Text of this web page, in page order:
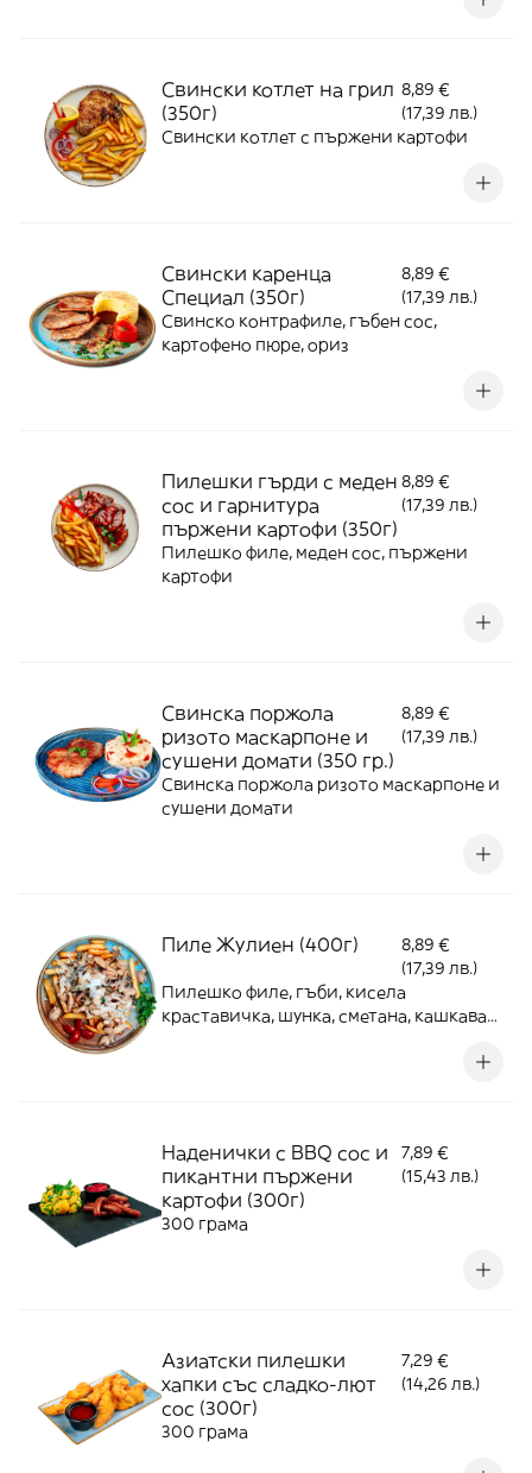
Свински котлет на грил
(350г)
8,89 €
(17,39 лв.)
Свински котлет с пържени картофи
Свински каренца
Специал (350г)
8,89 €
(17,39 лв.)
Свинско контрафиле, гъбен сос,
картофено пюре, ориз
Пилешки гърди с меден
сос и гарнитура
пържени картофи (350г)
8,89 €
(17,39 лв.)
Пилешко филе, меден сос, пържени
картофи
Свинска поржола
ризото маскарпоне и
сушени домати (350 гр.)
8,89 €
(17,39 лв.)
Свинска поржола ризото маскарпоне и
сушени домати
Пиле Жулиен (400г)
8,89 €
(17,39 лв.)
Пилешко филе, гъби, кисела
краставичка, шунка, сметана, кашкавал,
Наденички с BBQ сос и
пикантни пържени
картофи (300г)
7,89 €
(15,43 лв.)
300 грама
Азиатски пилешки
хапки със сладко-лют
сос (300г)
7,29 €
(14,26 лв.)
300 грама